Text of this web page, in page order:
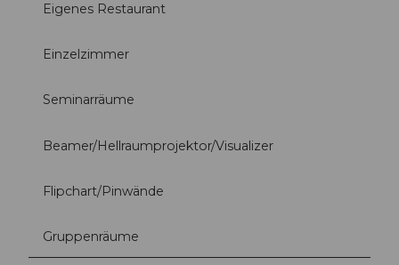
Eigenes Restaurant
Einzelzimmer
Seminarräume
Beamer/Hellraumprojektor/Visualizer
Flipchart/Pinwände
Gruppenräume